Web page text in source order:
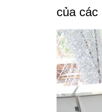
của các